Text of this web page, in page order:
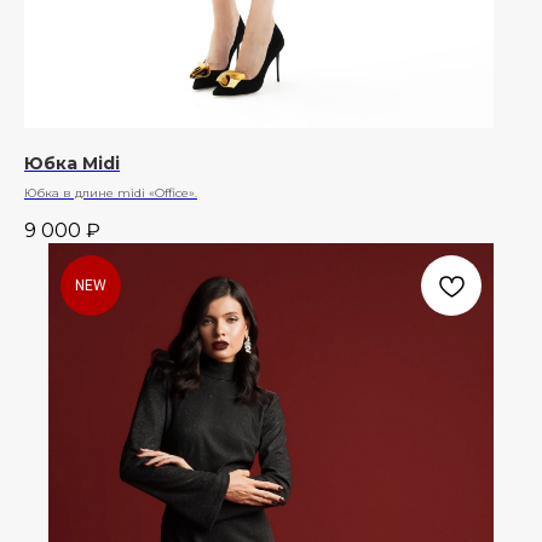
Юбка Midi
Юбка в длине midi «Office».
9 000 ₽
NEW